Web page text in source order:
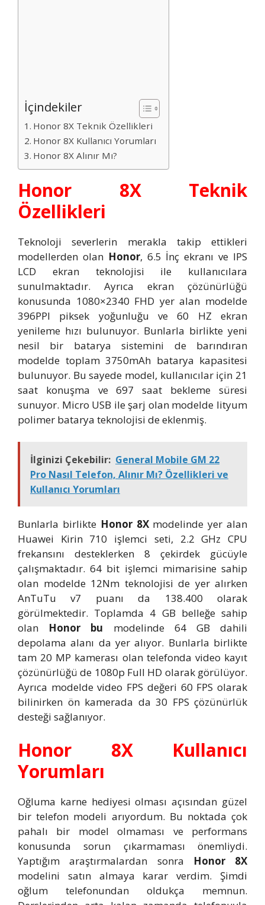
İçindekiler
Honor 8X Teknik Özellikleri
Honor 8X Kullanıcı Yorumları
Honor 8X Alınır Mı?
Honor 8X Teknik
Özellikleri
Teknoloji severlerin merakla takip ettikleri
modellerden olan Honor, 6.5 İnç ekranı ve IPS
LCD ekran teknolojisi ile kullanıcılara
sunulmaktadır. Ayrıca ekran çözünürlüğü
konusunda 1080×2340 FHD yer alan modelde
396PPI piksek yoğunluğu ve 60 HZ ekran
yenileme hızı bulunuyor. Bunlarla birlikte yeni
nesil bir batarya sistemini de barındıran
modelde toplam 3750mAh batarya kapasitesi
bulunuyor. Bu sayede model, kullanıcılar için 21
saat konuşma ve 697 saat bekleme süresi
sunuyor. Micro USB ile şarj olan modelde lityum
polimer batarya teknolojisi de eklenmiş.
İlginizi Çekebilir: General Mobile GM 22
Pro Nasıl Telefon, Alınır Mı? Özellikleri ve
Kullanıcı Yorumları
Bunlarla birlikte Honor 8Xmodelinde yer alan
Huawei Kirin 710 işlemci seti, 2.2 GHz CPU
frekansını desteklerken 8 çekirdek gücüyle
çalışmaktadır. 64 bit işlemci mimarisine sahip
olan modelde 12Nm teknolojisi de yer alırken
AnTuTu v7 puanı da 138.400 olarak
görülmektedir. Toplamda 4 GB belleğe sahip
olan Honor bu modelinde 64 GB dahili
depolama alanı da yer alıyor. Bunlarla birlikte
tam 20 MP kamerası olan telefonda video kayıt
çözünürlüğü de 1080p Full HD olarak görülüyor.
Ayrıca modelde video FPS değeri 60 FPS olarak
bilinirken ön kamerada da 30 FPS çözünürlük
desteği sağlanıyor.
Honor 8X Kullanıcı
Yorumları
Oğluma karne hediyesi olması açısından güzel
bir telefon modeli arıyordum. Bu noktada çok
pahalı bir model olmaması ve performans
konusunda sorun çıkarmaması önemliydi.
Yaptığım araştırmalardan sonra Honor 8X
modelini satın almaya karar verdim. Şimdi
oğlum telefonundan oldukça memnun.